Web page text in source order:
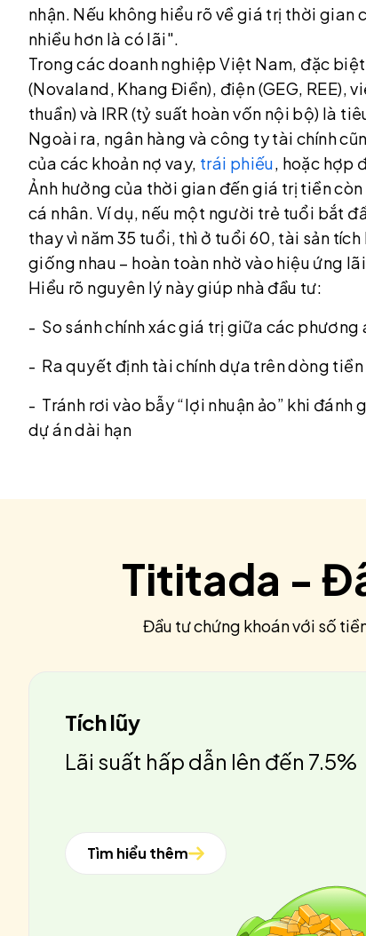
nhận. Nếu không hiểu rõ về giá trị thời gian
nhiều hơn là có lãi".
Trong các doanh nghiệp Việt Nam, đặc
(Novaland, Khang Điền), điện (GEG, REE),
thuần) và IRR (tỷ suất hoàn vốn nội bộ) là
Ngoài ra, ngân hàng và công ty tài chính
của các khoản nợ vay, trái phiếu, hoặc hợp
Ảnh hưởng của thời gian đến giá trị tiền
cá nhân. Ví dụ, nếu một người trẻ tuổi bắt
thay vì năm 35 tuổi, thì ở tuổi 60, tài sản
giống nhau – hoàn toàn nhờ vào hiệu ứng
Hiểu rõ nguyên lý này giúp nhà đầu tư:
- So sánh chính xác giá trị giữa các phương
- Ra quyết định tài chính dựa trên dòng
- Tránh rơi vào bẫy “lợi nhuận ảo” khi
dự án dài hạn
Tititada -
Đầu tư chứng khoán với số
Tích lũy
Lãi suất hấp dẫn lên đến 7.5%
Tìm hiểu thêm